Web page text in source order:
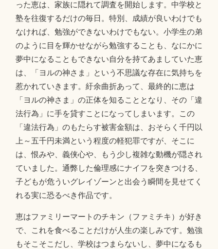
った恵は、家族に隠れて調査を開始します。中学校と
塾を往復するだけの毎日。特別、成績が良いわけでも
なければ、勉強ができないわけでもない。小学生の弟
のように目を輝かせながら勉強することも、なにかに
夢中になることもできない自分を持てあましていた恵
は、「ヨルの神さま」という不思議な存在に気持ちを
惹かれていきます。紆余曲折あって、最終的に恵は
「ヨルの神さま」の正体を知ることとなり、その「違
法行為」に手を貸すことになってしまいます。この
「違法行為」のもたらす被害金額は、おそらく千円以
上～五千円未満という程度の軽犯罪ですが、そこに
は、恨みや、義侠心や、もう少し複雑な動機が隠され
ていました。通弊した倫理感にナイフを突きつける、
子どもが危ういグレイゾーンと出会う瞬間を見せてく
れる実に恐るべき作品です。
恵はファミリーマートのチキン（ファミチキ）が好き
で、これを食べることだけが人生の楽しみです。勉強
もそこそこだし、学校はつまらないし、夢中になるも